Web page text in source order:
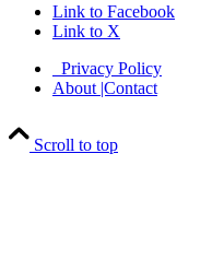
April 9, 2026
नासा का आर्टेमिस-2
पहुंचा
April 7, 2026
Link to Facebook
Link to X
Privacy Policy
About |Contact
Scroll to top